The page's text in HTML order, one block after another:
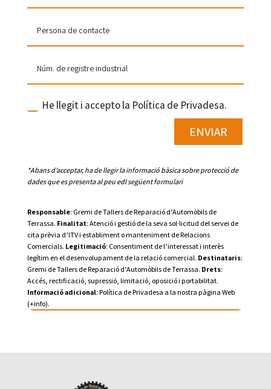
He llegit i accepto la Política de Privadesa.
ENVIAR
*Abans d’acceptar, ha de llegir la informació bàsica sobre protecció de
dades que es presenta al peu edl següent formulari
Responsable: Gremi de Tallers de Reparació d’Automòbils de
Terrassa. Finalitat: Atenció i gestió de la seva sol·licitud del servei de
cita prèvia d’ITV i establiment o manteniment de Relacions
Comercials. Legitimació: Consentiment de l’interessat i interès
legítim en el desenvolupament de la relació comercial. Destinataris:
Gremi de Tallers de Reparació d’Automòbils de Terrassa. Drets:
Accés, rectificació, supressió, limitació, oposició i portabilitat.
Informacióadicional: Política de Privadesa a la nostra pàgina Web
(+info).